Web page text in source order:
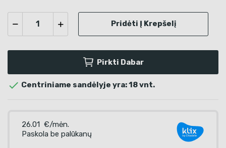
Pridėti Į Krepšelį
Pirkti Dabar
 Centriniame sandėlyje yra: 18 vnt.